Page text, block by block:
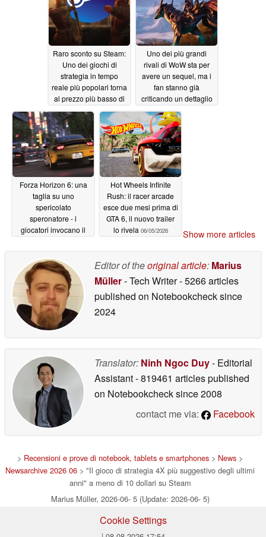
Raro sconto su Steam:
Uno dei giochi di
strategia in tempo
reale più popolari torna
al prezzo più basso di
sempre06/06/2026
Uno dei più grandi
rivali di WoW sta per
avere un sequel, ma i
fan stanno già
criticando un dettaglio
06/06/2026
Forza Horizon 6: una
taglia su uno
spericolato
speronatore - i
giocatori invocano il
Hot Wheels Infinite
Rush: il racer arcade
esce due mesi prima di
GTA 6, il nuovo trailer
lo rivela 06/05/2026 Show more articles
Editor of theoriginal article: Marius
Müller- Tech Writer- 5266 articles
published on Notebookchecksince
2024
Translator: Ninh Ngoc Duy- Editorial
Assistant- 819461 articles published
on Notebookchecksince 2008
contact me via:
Facebook
> Recensioni e prove di notebook, tablets e smartphones > News >
Newsarchive 2026 06 > "Il gioco di strategia 4X più suggestivo degli ultimi
anni" a meno di 10 dollari su Steam
Marius Müller, 2026-06- 5 (Update: 2026-06- 5)
Cookie Settings